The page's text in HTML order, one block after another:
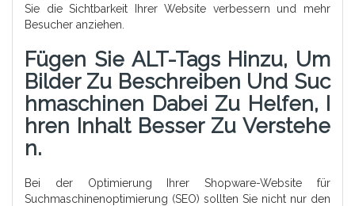
Sie die Sichtbarkeit Ihrer Website verbessern und mehr
Besucher anziehen.
Fügen Sie ALT-Tags Hinzu, Um
Bilder Zu Beschreiben Und Suc
Hmaschinen Dabei Zu Helfen, I
Hren Inhalt Besser Zu Verstehe
N.
Bei der Optimierung Ihrer Shopware-Website für
Suchmaschinenoptimierung (SEO) sollten Sie nicht nur den